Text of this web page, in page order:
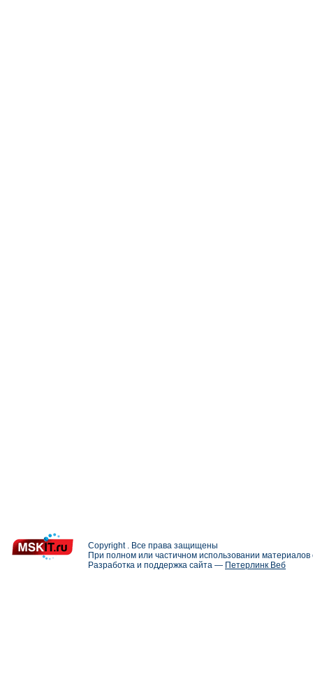
Copyright . Все права защищены
При полном или частичном использовании
Разработка и поддержка сайта — Петерлинк Веб